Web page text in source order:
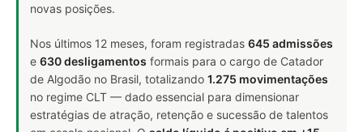
novas posições.
Nos últimos 12 meses, foram registradas 645 admissões
e 630 desligamentos formais para o cargo de Catador
de Algodão no Brasil, totalizando 1.275 movimentações
no regime CLT — dado essencial para dimensionar
estratégias de atração, retenção e sucessão de talentos